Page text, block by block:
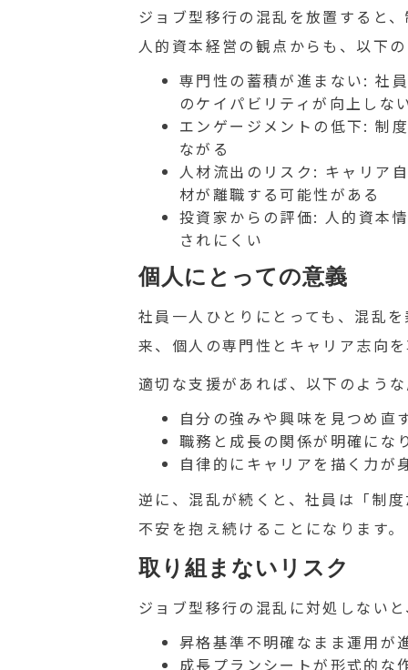
ジョブ型移行の混乱を放置すると
人的資本経営の観点からも、以下
専門性の蓄積が進まない: 社
のケイパビリティが向上しな
エンゲージメントの低下: 制
ながる
人材流出のリスク: キャリア
材が離職する可能性がある
投資家からの評価: 人的資本
されにくい
個人にとっての意義
社員一人ひとりにとっても、混乱
来、個人の専門性とキャリア志向
適切な支援があれば、以下のよう
自分の強みや興味を見つめ直
職務と成長の関係が明確にな
自律的にキャリアを描く力が
逆に、混乱が続くと、社員は「制
不安を抱え続けることになります。
取り組まないリスク
ジョブ型移行の混乱に対処しない
昇格基準不明確なまま運用が
成長プランシートが形式的な